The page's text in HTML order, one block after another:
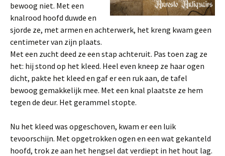
bewoog niet. Met een
knalrood hoofd duwde en
sjorde ze, met armen en achterwerk, het kreng kwam geen
centimeter van zijn plaats.
Met een zucht deed ze een stap achteruit. Pas toen zag ze
het: hij stond op het kleed. Heel even kneep ze haar ogen
dicht, pakte het kleed en gaf er een ruk aan, de tafel
bewoog gemakkelijk mee. Met een knal plaatste ze hem
tegen de deur. Het gerammel stopte.
Nu het kleed was opgeschoven, kwam er een luik
tevoorschijn. Met opgetrokken ogen en een wat gekanteld
hoofd, trok ze aan het hengsel dat verdiept in het hout lag.